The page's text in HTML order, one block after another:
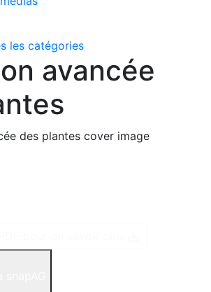
les catégories
avancée